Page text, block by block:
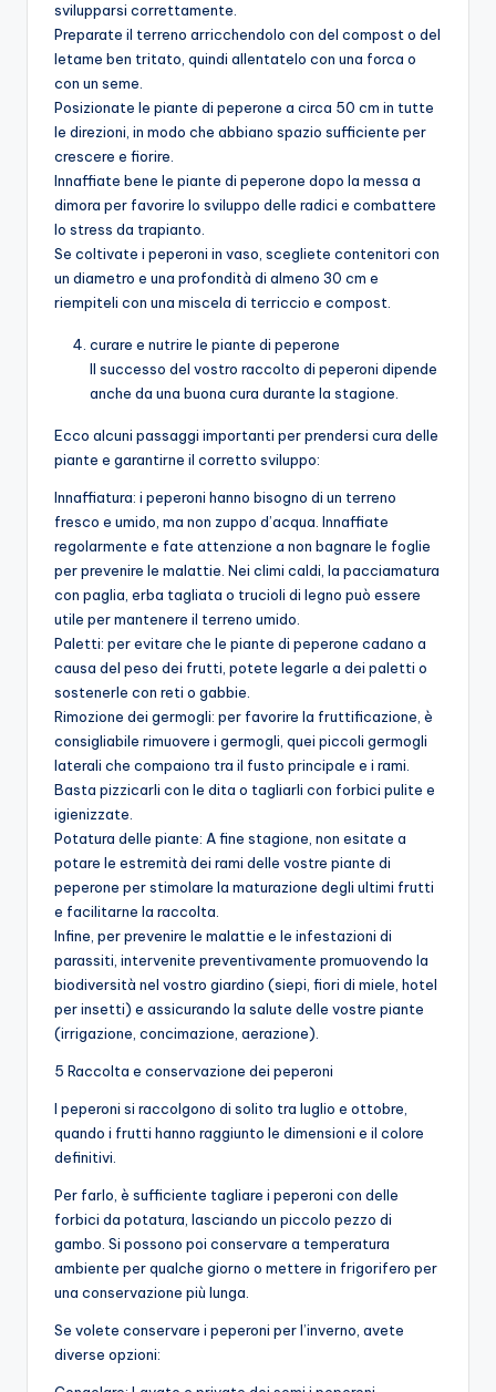
svilupparsi correttamente.
Preparate il terreno arricchendolo con del compost o del
letame ben tritato, quindi allentatelo con una forca o
con un seme.
Posizionate le piante di peperone a circa 50 cm in tutte
le direzioni, in modo che abbiano spazio sufficiente per
crescere e fiorire.
Innaffiate bene le piante di peperone dopo la messa a
dimora per favorire lo sviluppo delle radici e combattere
lo stress da trapianto.
Se coltivate i peperoni in vaso, scegliete contenitori con
un diametro e una profondità di almeno 30 cm e
riempiteli con una miscela di terriccio e compost.
curare e nutrire le piante di peperone
Il successo del vostro raccolto di peperoni dipende
anche da una buona cura durante la stagione.
Ecco alcuni passaggi importanti per prendersi cura delle
piante e garantirne il corretto sviluppo:
Innaffiatura: i peperoni hanno bisogno di un terreno
fresco e umido, ma non zuppo d’acqua. Innaffiate
regolarmente e fate attenzione a non bagnare le foglie
per prevenire le malattie. Nei climi caldi, la pacciamatura
con paglia, erba tagliata o trucioli di legno può essere
utile per mantenere il terreno umido.
Paletti: per evitare che le piante di peperone cadano a
causa del peso dei frutti, potete legarle a dei paletti o
sostenerle con reti o gabbie.
Rimozione dei germogli: per favorire la fruttificazione, è
consigliabile rimuovere i germogli, quei piccoli germogli
laterali che compaiono tra il fusto principale e i rami.
Basta pizzicarli con le dita o tagliarli con forbici pulite e
igienizzate.
Potatura delle piante: A fine stagione, non esitate a
potare le estremità dei rami delle vostre piante di
peperone per stimolare la maturazione degli ultimi frutti
e facilitarne la raccolta.
Infine, per prevenire le malattie e le infestazioni di
parassiti, intervenite preventivamente promuovendo la
biodiversità nel vostro giardino (siepi, fiori di miele, hotel
per insetti) e assicurando la salute delle vostre piante
(irrigazione, concimazione, aerazione).
5 Raccolta e conservazione dei peperoni
I peperoni si raccolgono di solito tra luglio e ottobre,
quando i frutti hanno raggiunto le dimensioni e il colore
definitivi.
Per farlo, è sufficiente tagliare i peperoni con delle
forbici da potatura, lasciando un piccolo pezzo di
gambo. Si possono poi conservare a temperatura
ambiente per qualche giorno o mettere in frigorifero per
una conservazione più lunga.
Se volete conservare i peperoni per l’inverno, avete
diverse opzioni: